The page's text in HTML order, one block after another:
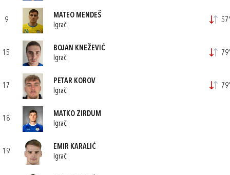
9
MATEO MENDEŠ
Igrač
57'
15
BOJAN KNEŽEVIĆ
Igrač
79'
17
PETAR KOROV
Igrač
79'
18
MATKO ZIRDUM
Igrač
19
EMIR KARALIĆ
Igrač